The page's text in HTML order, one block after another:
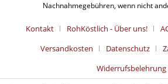
Nachnahmegebühren, wenn nicht
Kontakt RohKöstlich - Über uns!
Versandkosten
Datenschutz
Widerrufsbelehrung